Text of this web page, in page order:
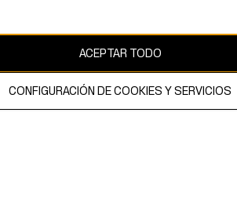
página web está protegido por copyright y es
ACEPTAR TODO
CONFIGURACIÓN DE COOKIES Y SERVICIOS